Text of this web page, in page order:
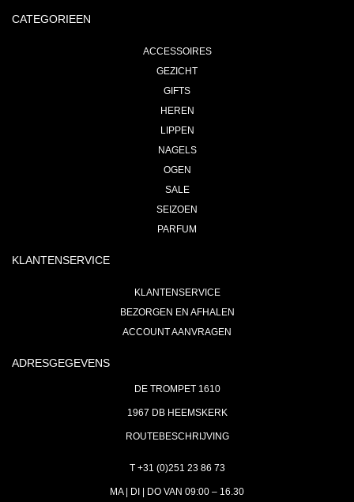
CATEGORIEEN
ACCESSOIRES
GEZICHT
GIFTS
HEREN
LIPPEN
NAGELS
OGEN
SALE
SEIZOEN
PARFUM
KLANTENSERVICE
KLANTENSERVICE
BEZORGEN EN AFHALEN
ACCOUNT AANVRAGEN
ADRESGEGEVENS
DE TROMPET 1610
1967 DB HEEMSKERK
ROUTEBESCHRIJVING
T +31 (0)251 23 86 73
MA | DI | DO VAN 09:00 – 16.30